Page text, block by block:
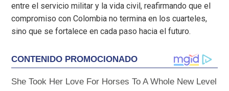
entre el servicio militar y la vida civil, reafirmando que el
compromiso con Colombia no termina en los cuarteles,
sino que se fortalece en cada paso hacia el futuro.